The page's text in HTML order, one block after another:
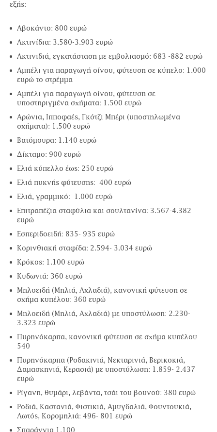
εξής:
Αβοκάντο: 800 ευρώ
Ακτινίδια: 3.580-3.903 ευρώ
Ακτινιδιά, εγκατάσταση µε εµβολιασµό: 683 -882 ευρώ
Αµπέλι για παραγωγή οίνου, φύτευση σε κύπελο: 1.000
ευρώ το στρέµµα
Αµπέλι για παραγωγή οίνου, φύτευση σε
υποστηριγµένα σχήµατα: 1.500 ευρώ
Αρώνια, Ιπποφαές, Γκότζι Μπέρι (υποστηλωµένα
σχήµατα): 1.500 ευρώ
Βατόµουρα: 1.140 ευρώ
∆ίκταµο: 900 ευρώ
Ελιά κύπελλο έως: 250 ευρώ
Ελιά πυκνής φύτευσης: 400 ευρώ
Ελιά, γραµµικό: 1.000 ευρώ
Επιτραπέζια σταφύλια και σουλτανίνα: 3.567-4.382
ευρώ
Εσπεριδοειδή: 835- 935 ευρώ
Κορινθιακή σταφίδα: 2.594- 3.034 ευρώ
Κρόκος: 1.100 ευρώ
Κυδωνιά: 360 ευρώ
Μηλοειδή (Μηλιά, Αχλαδιά), κανονική φύτευση σε
σχήµα κυπέλου: 360 ευρώ
Μηλοειδή (Μηλιά, Αχλαδιά) µε υποστύλωση: 2.230-
3.323 ευρώ
Πυρηνόκαρπα, κανονική φύτευση σε σχήµα κυπέλου
540
Πυρηνόκαρπα (Ροδακινιά, Νεκταρινιά, Βερικοκιά,
∆αµασκηνιά, Κερασιά) µε υποστύλωση: 1.859- 2.437
ευρώ
Ρίγανη, θυµάρι, λεβάντα, τσάι του βουνού: 380 ευρώ
Ροδιά, Καστανιά, Φιστικιά, Αµυγδαλιά, Φουντουκιά,
Λωτός, Kοροµηλιά: 496- 801 ευρώ
Σπαράγγια 1.100